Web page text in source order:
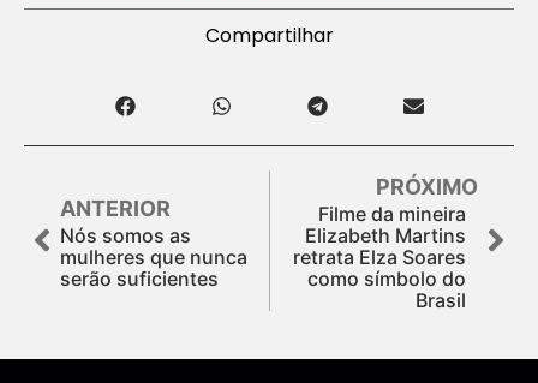
Compartilhar
ANTERIOR
Nós somos as
mulheres que nunca
serão suficientes
PRÓXIMO
Filme da mineira
Elizabeth Martins
retrata Elza Soares
como símbolo do
Brasil